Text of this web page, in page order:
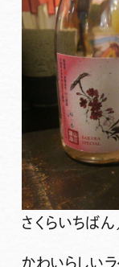
さくらいちば
かわいらしい